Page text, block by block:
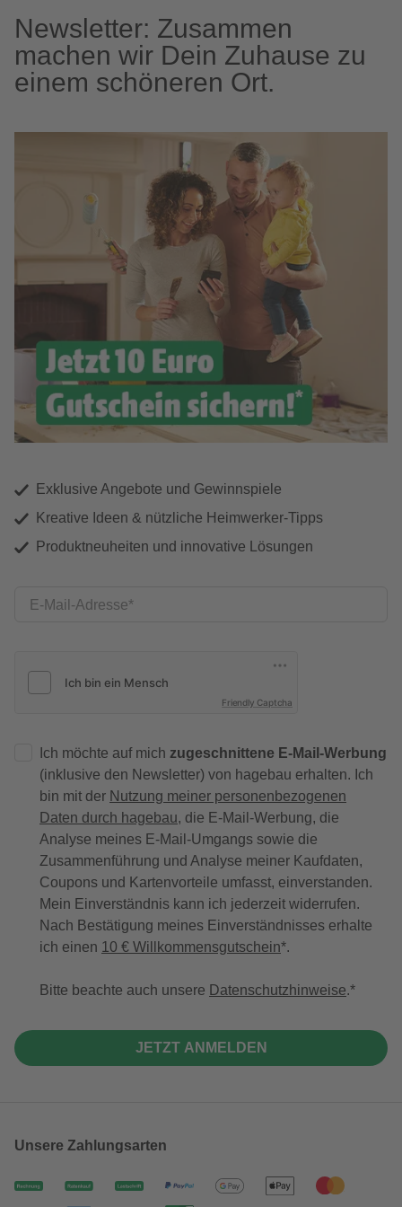
Newsletter: Zusammen
machen wir Dein Zuhause zu
einem schöneren Ort.
Exklusive Angebote und Gewinnspiele
Kreative Ideen & nützliche Heimwerker-Tipps
Produktneuheiten und innovative Lösungen
E-Mail-Adresse
Friendly Captcha
Ich möchte auf mich zugeschnittene E-Mail-Werbung
(inklusive den Newsletter) von hagebau erhalten. Ich
bin mit der Nutzung meiner personenbezogenen
Daten durch hagebau, die E-Mail-Werbung, die
Analyse meines E-Mail-Umgangs sowie die
Zusammenführung und Analyse meiner Kaufdaten,
Coupons und Kartenvorteile umfasst, einverstanden.
Mein Einverständnis kann ich jederzeit widerrufen.
Nach Bestätigung meines Einverständnisses erhalte
ich einen 10 € Willkommensgutschein*.
Bitte beachte auch unsere Datenschutzhinweise.
JETZT ANMELDEN
Unsere Zahlungsarten